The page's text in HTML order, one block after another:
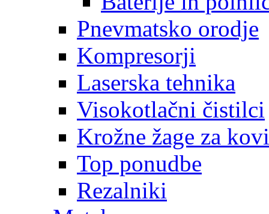
Pnevmatsko orodje
Kompresorji
Laserska tehnika
Visokotlačni čistilci
Krožne žage za
Top ponudbe
Rezalniki